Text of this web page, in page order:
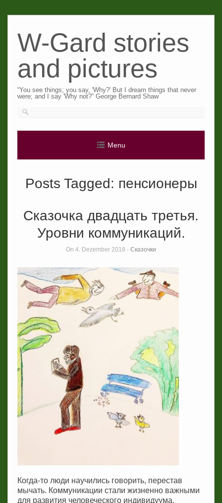
content
W-Gard stories
and pictures
“You see things; you say, 'Why?' But I dream things that never
were; and I say 'Why not?” George Bernard Shaw
Menu
Posts Tagged: пенсионеры
Сказочка двадцать третья.
Уровни коммуникаций.
On 4. Dezember 2018 - Сказочки
Когда-то люди научились говорить, перестав
мычать. Коммуникации стали жизненно важными
для развития человеческого индивидуума.